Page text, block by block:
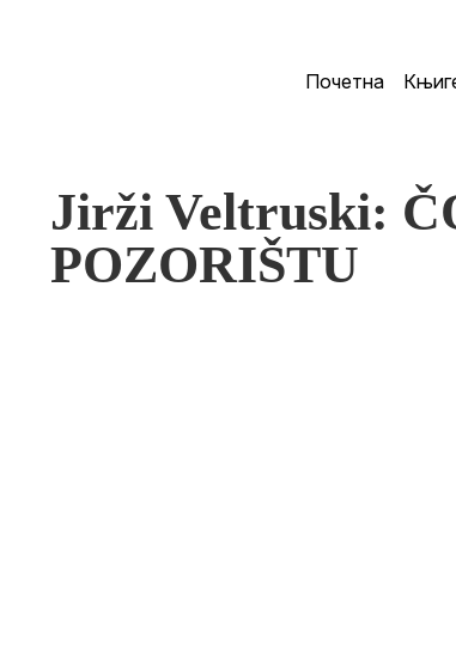
Почетна
Jirži Veltruski:
POZORIŠTU